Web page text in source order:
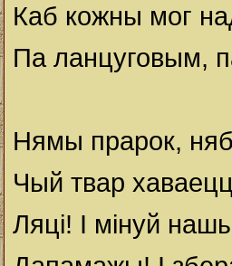
Каб кожны мог
Па ланцуговым,
Нямы прарок,
Чый твар
Ляцi! I мiнуй